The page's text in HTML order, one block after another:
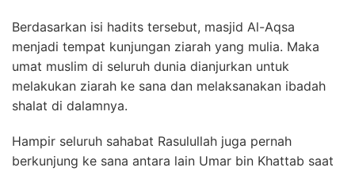
Berdasarkan isi hadits tersebut, masjid Al-Aqsa
menjadi tempat kunjungan ziarah yang mulia. Maka
umat muslim di seluruh dunia dianjurkan untuk
melakukan ziarah ke sana dan melaksanakan ibadah
shalat di dalamnya.
Hampir seluruh sahabat Rasulullah juga pernah
berkunjung ke sana antara lain Umar bin Khattab saat